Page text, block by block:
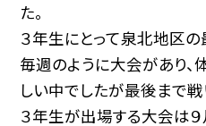
た。
３年生にとって泉北地区の
毎週のように大会があり、
しい中でしたが最後まで戦
３年生が出場する大会は９